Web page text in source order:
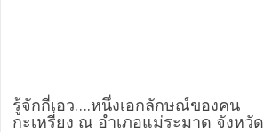
รู้จักกี่เอว….หนึ่งเอกลักษณ์ของคน
กะเหรี่ยง ณ อำเภอแม่ระมาด จังหวัด